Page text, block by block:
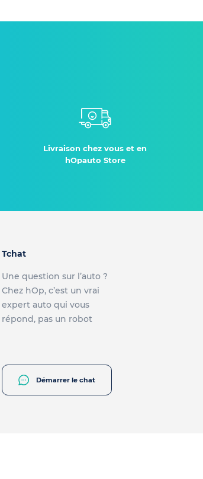
Livraison chez vous et en
hOpauto Store
Tchat
Une question sur l’auto ?
Chez hOp, c’est un vrai
expert auto qui vous
répond, pas un robot
Démarrer le chat